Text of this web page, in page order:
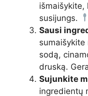
išmaišykite,
susijungs.
Sausi
sumaišykite
sodą,
druską.
Sujunkite
ingredientų